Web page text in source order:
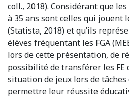
coll., 2018). Considérant que
à 35 ans sont celles qui jouent
(Statista, 2018) et qu’ils
élèves fréquentant les FGA
lors de cette présentation, de
possibilité de transférer les FE
situation de jeux lors de tâches
permettre leur réussite